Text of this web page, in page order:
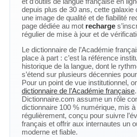
depuis plus de 30 ans, cette galaxie
une image de qualité et de fiabilité
page dédiée au mot recharge
régulier de mise à jour et de
Le dictionnaire de l’Académie
place à part : c’est la référence
historique de la langue, dont le
s’étend sur plusieurs décennies
Pour un point de vue institutionnel,
dictionnaire de l’Académie française
Dictionnaire.com assume un rôle
dictionnaire 100 % numérique, mis à
régulièrement, conçu pour suivre
français et offrir aux internautes un
moderne et fiable.